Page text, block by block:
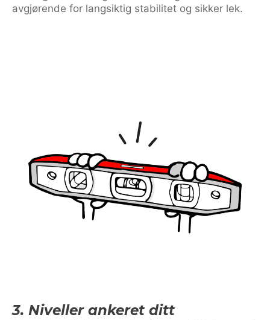
avgjørende for langsiktig stabilitet og sikker lek.
3. Niveller ankeret ditt